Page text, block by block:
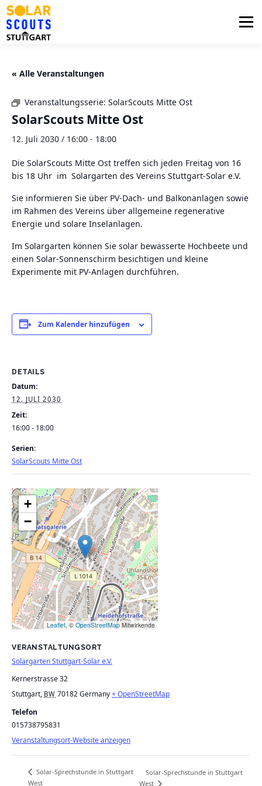
Zum
Inhalt
springen
Menü
« Alle Veranstaltungen
Veranstaltungsserie: SolarScouts Mitte Ost
SolarScouts Mitte Ost
12. Juli 2030 / 16:00 - 18:00
Die SolarScouts Mitte Ost treffen sich jeden Freitag von 16
bis 18 Uhr im Solargarten des Vereins Stuttgart-Solar e.V.
Sie informieren Sie über PV-Dach- und Balkonanlagen sowie
im Rahmen des Vereins über allgemeine regenerative
Energie und solare Inselanlagen.
Im Solargarten können Sie solar bewässerte Hochbeete und
einen Solar-Sonnenschirm besichtigen und kleine
Experimente mit PV-Anlagen durchführen.
Zum Kalender hinzufügen
DETAILS
Datum:
12. JULI 2030
Zeit:
16:00 - 18:00
Serien:
SolarScouts Mitte Ost
VERANSTALTUNGSORT
Solargarten Stuttgart-Solar e.V.
Kernerstrasse 32
Stuttgart, BW 70182Germany+ OpenStreetMap
Telefon
015738795831
Veranstaltungsort-Website anzeigen
+
−
Leaflet, © OpenStreetMap Mitwirkende
Solar-Sprechstunde in Stuttgart
West
Solar-Sprechstunde in Stuttgart
West